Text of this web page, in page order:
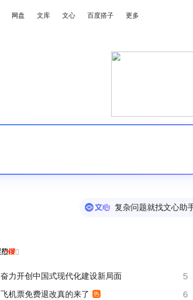
网盘 文库 文心 百度搭子 更多
复杂问题就找文心助

奋力开创中国式现代化建设新局面 5
飞机票免费退改真的来了 热 6